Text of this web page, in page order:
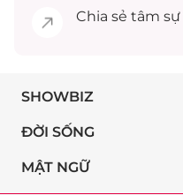
Chia sẻ tâm sự
SHOWBIZ
ĐỜI SỐNG
MẬT NGỮ